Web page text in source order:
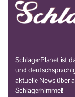
SchlagerPlanet ist
und
aktuelle News über
Schlagerhimmel!